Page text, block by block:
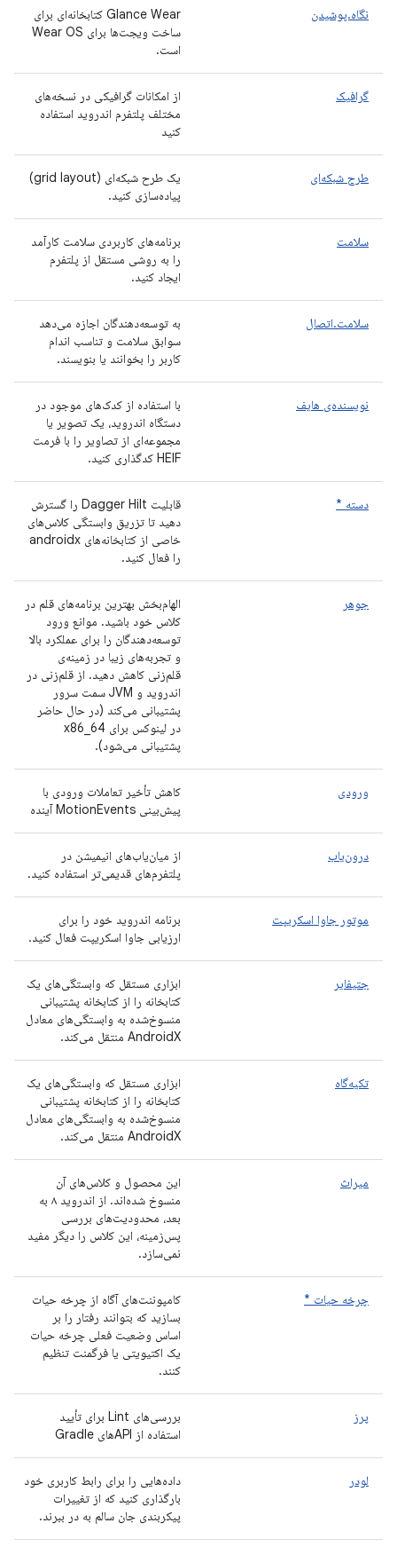
نگاه.پوشیدن
Glance Wear کتابخانه‌ای برای
ساخت ویجت‌ها برای Wear OS
است.
گرافیک
از امکانات گرافیکی در نسخه‌های
مختلف پلتفرم اندروید استفاده
کنید
طرح شبکه‌ای
یک طرح شبکه‌ای (grid layout)
پیاده‌سازی کنید.
سلامت
برنامه‌های کاربردی سلامت کارآمد
را به روشی مستقل از پلتفرم
ایجاد کنید.
سلامت.اتصال
به توسعه‌دهندگان اجازه می‌دهد
سوابق سلامت و تناسب اندام
کاربر را بخوانند یا بنویسند.
نویسنده‌ی هایف
با استفاده از کدک‌های موجود در
دستگاه اندروید، یک تصویر یا
مجموعه‌ای از تصاویر را با فرمت
HEIF کدگذاری کنید.
دسته *
قابلیت Dagger Hilt را گسترش
دهید تا تزریق وابستگی کلاس‌های
خاصی از کتابخانه‌های androidx
را فعال کنید.
جوهر
الهام‌بخش بهترین برنامه‌های قلم در
کلاس خود باشید. موانع ورود
توسعه‌دهندگان را برای عملکرد بالا
و تجربه‌های زیبا در زمینه‌ی
قلم‌زنی کاهش دهید. از قلم‌زنی در
اندروید و JVM سمت سرور
پشتیبانی می‌کند (در حال حاضر
در لینوکس برای x86_64
پشتیبانی می‌شود).
ورودی
کاهش تأخیر تعاملات ورودی با
پیش‌بینی MotionEvents آینده
درون‌یاب
از میان‌یاب‌های انیمیشن در
پلتفرم‌های قدیمی‌تر استفاده کنید.
موتور جاوا اسکریپت
برنامه اندروید خود را برای
ارزیابی جاوا اسکریپت فعال کنید.
جتیفایر
ابزاری مستقل که وابستگی‌های یک
کتابخانه را از کتابخانه پشتیبانی
منسوخ‌شده به وابستگی‌های معادل
AndroidX منتقل می‌کند.
تکیه‌گاه
ابزاری مستقل که وابستگی‌های یک
کتابخانه را از کتابخانه پشتیبانی
منسوخ‌شده به وابستگی‌های معادل
AndroidX منتقل می‌کند.
میراث
این محصول و کلاس‌های آن
منسوخ شده‌اند. از اندروید ۸ به
بعد، محدودیت‌های بررسی
پس‌زمینه، این کلاس را دیگر مفید
نمی‌سازد.
چرخه حیات *
کامپوننت‌های آگاه از چرخه حیات
بسازید که بتوانند رفتار را بر
اساس وضعیت فعلی چرخه حیات
یک اکتیویتی یا فرگمنت تنظیم
کنند.
پرز
بررسی‌های Lint برای تأیید
استفاده از APIهای Gradle
لودر
داده‌هایی را برای رابط کاربری خود
بارگذاری کنید که از تغییرات
پیکربندی جان سالم به در ببرند.